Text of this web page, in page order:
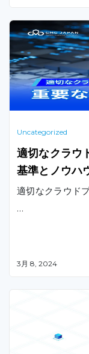
Uncategorized
適切なクラウ
基準とノウハ
適切なクラウド
…
3月 8, 2024